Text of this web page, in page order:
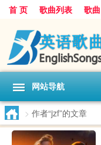
首 页 歌曲列表 歌
网站导航
> 作者“jzf”的文章